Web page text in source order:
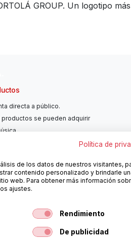
GROUP. Un logotipo
directa a público.
se pueden adquirir
Política de
de los datos de nuestros visitantes,
contenido personalizado y brindarle
web. Para obtener más información
ajustes.
Rendimiento
De publicidad